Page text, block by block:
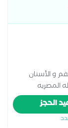
و الأسنان
زماله المصريه
و استشاري
اسنان
الحجز